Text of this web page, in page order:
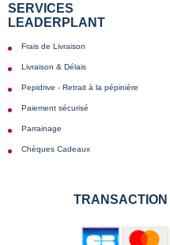
SERVICES
LEADERPLANT
Frais de Livraison
Livraison & Délais
Pepidrive - Retrait à la pépinière
Paiement sécurisé
Parrainage
Chèques Cadeaux